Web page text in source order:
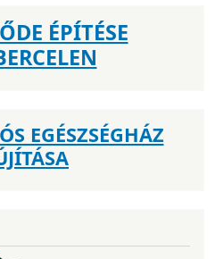
ÉPÍTÉSE
EGÉSZSÉGHÁZ